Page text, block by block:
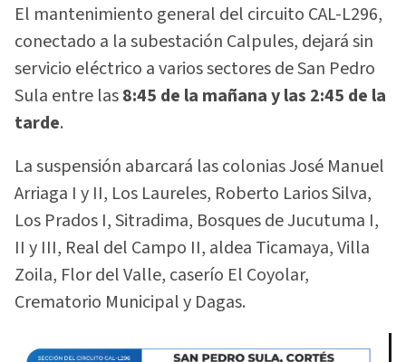
El mantenimiento general del circuito CAL-L296,
conectado a la subestación Calpules, dejará sin
servicio eléctrico a varios sectores de San Pedro
Sula entre las8:45 de la mañana y las 2:45 de la
tarde.
La suspensión abarcará las colonias José Manuel
Arriaga I y II, Los Laureles, Roberto Larios Silva,
Los Prados I, Sitradima, Bosques de Jucutuma I,
II y III, Real del Campo II, aldea Ticamaya, Villa
Zoila, Flor del Valle, caserío El Coyolar,
Crematorio Municipal y Dagas.